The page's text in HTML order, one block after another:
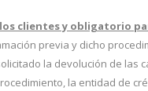
clientes y obligatorio
previa y dicho
la devolución de las
la entidad de